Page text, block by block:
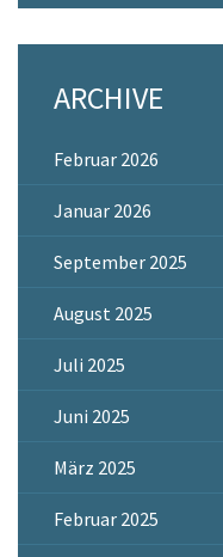
ARCHIVE
Februar 2026
Januar 2026
September 2025
August 2025
Juli 2025
Juni 2025
März 2025
Februar 2025